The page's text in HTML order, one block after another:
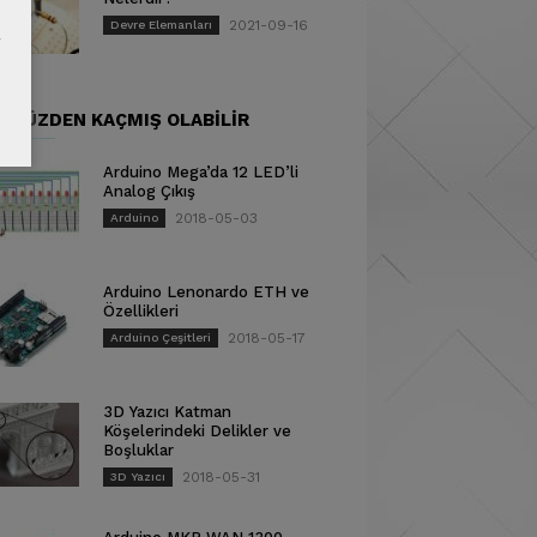
Devre Elemanları 2021-09-16
KAÇMIŞ OLABILIR
Arduino Mega’da 12 LED’li
Analog Çıkış
Arduino 2018-05-03
Arduino Lenonardo ETH ve
Özellikleri
Arduino Çeşitleri 2018-05-17
3D Yazıcı Katman
Köşelerindeki Delikler ve
Boşluklar
3D Yazıcı 2018-05-31